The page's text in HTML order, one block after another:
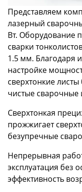
Представляем
лазерный
Вт. Оборудование
сварки
1.5 мм. Благодаря
настройке
сверхтонкие
чистые сварочные
Сверхтонкая
прожжигает
безупречные
Непрерывная
эксплуатация без
эффективность